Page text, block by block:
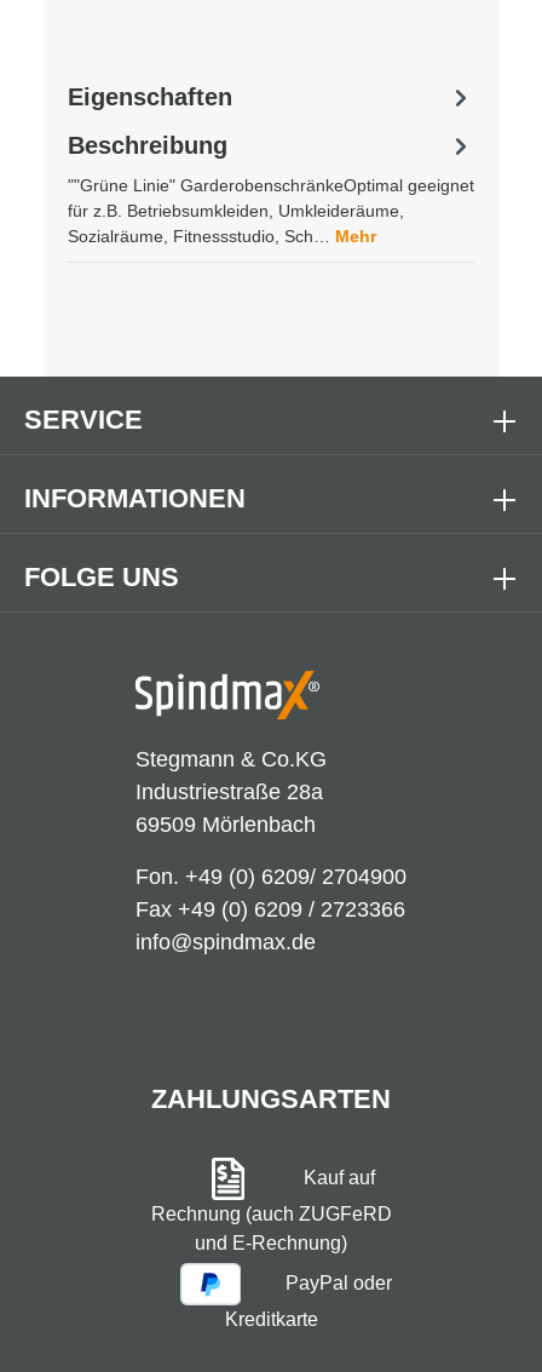
Beschreibung
""Grüne Linie" GarderobenschränkeOptimal geeignet
für z.B. Betriebsumkleiden, Umkleideräume,
Sozialräume, Fitnessstudio, Sch… Mehr
Eigenschaften
Stegmann & Co.KG
Industriestraße 28a
69509 Mörlenbach
Fon. +49 (0) 6209/ 2704900
Fax +49 (0) 6209 / 2723366
info@spindmax.de
FOLGE UNS
SERVICE
INFORMATIONEN
ZAHLUNGSARTEN
Kauf auf
Rechnung (auch ZUGFeRD
und E-Rechnung)
PayPal oder
Kreditkarte